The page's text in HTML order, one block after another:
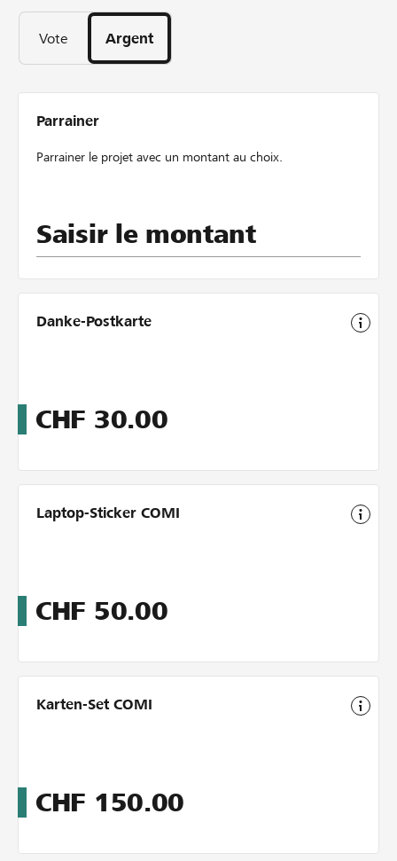
Vote Argent
Parrainer
Parrainer le projet avec un montant au choix.
Saisir le montant
Danke-Postkarte
CHF 30.00
Laptop-Sticker COMI
CHF 50.00
Karten-Set COMI
CHF 150.00